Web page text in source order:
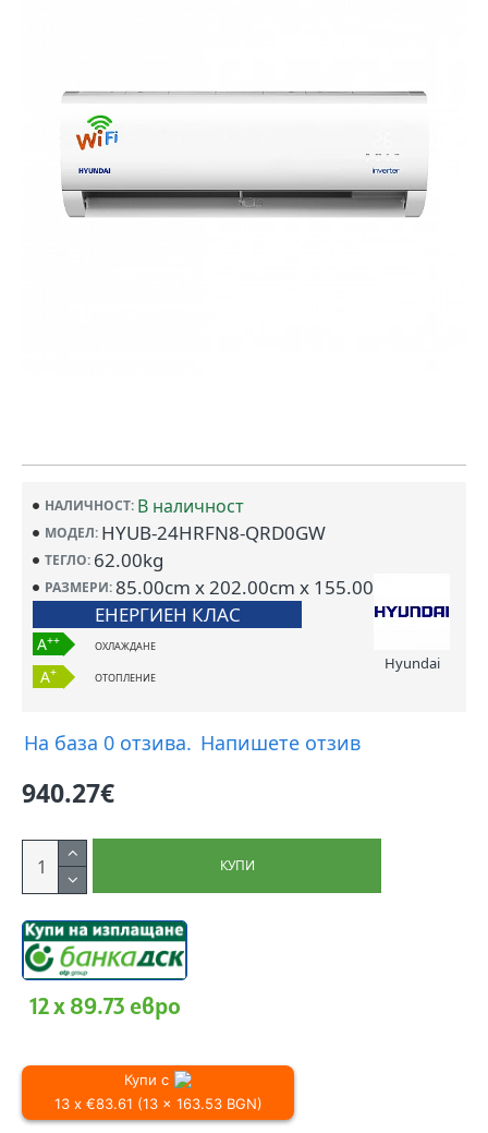
НАЛИЧНОСТ: В наличност
МОДЕЛ: HYUB-24HRFN8-QRD0GW
ТЕГЛО: 62.00kg
РАЗМЕРИ:85.00cm x 202.00cm x 155.00cm
ЕНЕРГИЕН КЛАС
A++ ОХЛАЖДАНЕ
A+ ОТОПЛЕНИЕ
Hyundai
На база 0 отзива. Напишете отзив
940.27€
КУПИ
12 x 89.73 евро
Купи с
13 x €83.61 (13 x 163.53 BGN)